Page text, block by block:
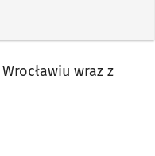
wraz z